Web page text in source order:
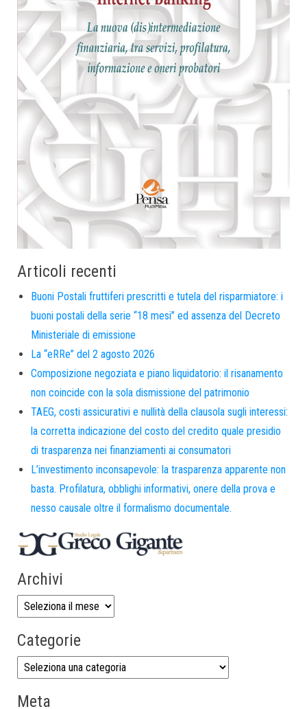
Articoli recenti
Buoni Postali fruttiferi prescritti e tutela del risparmiatore: i
buoni postali della serie “18 mesi” ed assenza del Decreto
Ministeriale di emissione
La “eRRe” del 2 agosto 2026
Composizione negoziata e piano liquidatorio: il risanamento
non coincide con la sola dismissione del patrimonio
TAEG, costi assicurativi e nullità della clausola sugli interessi:
la corretta indicazione del costo del credito quale presidio
di trasparenza nei finanziamenti ai consumatori
L’investimento inconsapevole: la trasparenza apparente non
basta. Profilatura, obblighi informativi, onere della prova e
nesso causale oltre il formalismo documentale.
Archivi
Categorie
Meta